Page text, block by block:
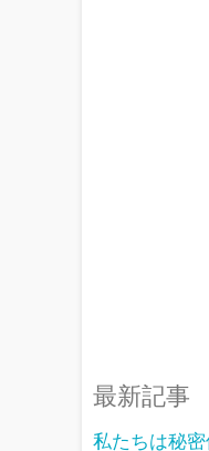
最新記事
私たちは秘